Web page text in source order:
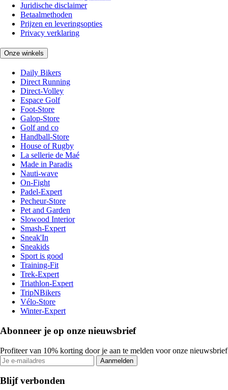
Juridische disclaimer
Betaalmethoden
Prijzen en leveringsopties
Privacy verklaring
Onze winkels
Daily Bikers
Direct Running
Direct-Volley
Espace Golf
Foot-Store
Galop-Store
Golf and co
Handball-Store
House of Rugby
La sellerie de Maé
Made in Paradis
Nauti-wave
On-Fight
Padel-Expert
Pecheur-Store
Pet and Garden
Slowood Interior
Smash-Expert
Sneak'In
Sneakids
Sport is good
Training-Fit
Trek-Expert
Triathlon-Expert
TripNBikers
Vélo-Store
Winter-Expert
Abonneer je op onze nieuwsbrief
Profiteer van 10% korting door je aan te melden voor onze nieuwsbrief
Aanmelden
Blijf verbonden